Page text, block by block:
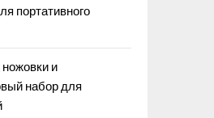
портативного
и
набор для